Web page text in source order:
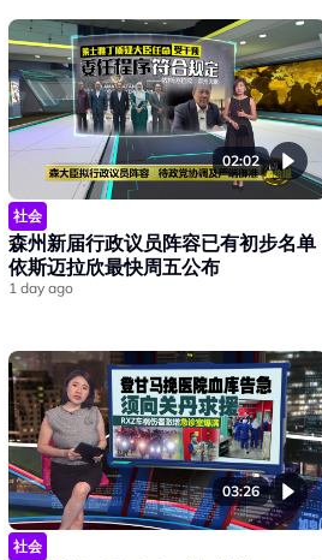
02:02
社会
森州新届行政议员阵容已有初步名单
依斯迈拉欣最快周五公布
1 day ago
03:26
社会